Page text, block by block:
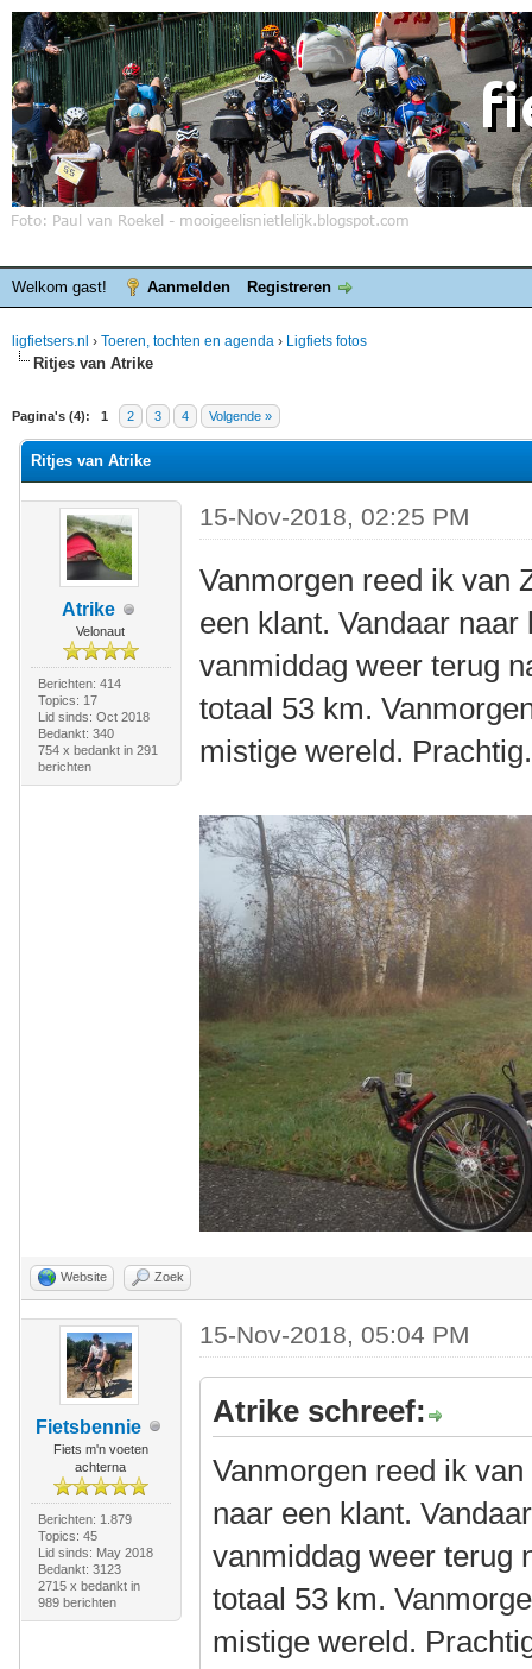
Welkom gast! Aanmelden Registreren
ligfietsers.nl › Toeren, tochten en agenda › Ligfiets fotos
Ritjes van Atrike
Pagina's (4): 1 2 3 4 Volgende »
waardering is 0
Ritjes van Atrike
Atrike
Velonaut
Berichten: 414
Topics: 17
Lid sinds: Oct 2018
Bedankt: 340
754 x bedankt in 291
berichten
15-Nov-2018, 02:25 PM
Vanmorgen reed ik van
een klant. Vandaar
vanmiddag weer terug
totaal 53 km.
mistige wereld. Prachtig.
Website Zoek
Fietsbennie
Fiets m'n voeten
achterna
Berichten: 1.879
Topics: 45
Lid sinds: May 2018
Bedankt: 3123
2715 x bedankt in
989 berichten
15-Nov-2018, 05:04 PM
Atrike schreef:
Vanmorgen reed ik
naar een klant.
vanmiddag weer terug
totaal 53 km.
mistige wereld.